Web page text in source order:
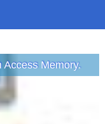
Access Memory.